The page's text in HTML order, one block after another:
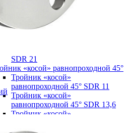
Переход сварной удлиненный
Переход сварной удлиненный
SDR 21
«косой» равнопроходной 45°
Тройник «косой»
равнопроходной 45° SDR 11
Тройник «косой»
равнопроходной 45° SDR 13,6
Тройник «косой»